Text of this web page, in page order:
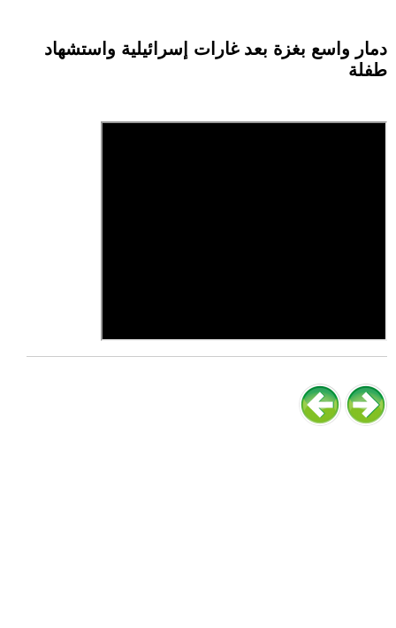
دمار واسع بغزة بعد غارات إسرائيلية واستشهاد
طفلة